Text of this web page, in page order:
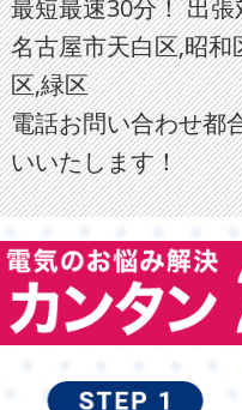
最短最速30分！ 出
名古屋市天白区,昭
区,緑区
電話お問い合わせ都
いいたします！